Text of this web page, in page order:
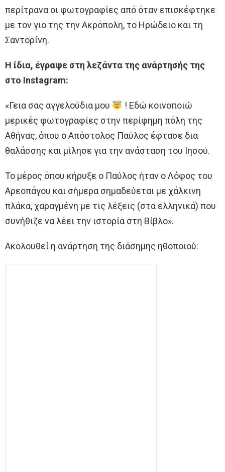
περίτρανα οι φωτογραφίες από όταν επισκέφτηκε
με τον γιο της την Ακρόπολη, το Ηρώδειο και τη
Σαντορίνη.
Η ίδια, έγραψε στη λεζάντα της ανάρτησής της
στο Instagram:
«Γεια σας αγγελούδια μου
! Εδώ κοινοποιώ
μερικές φωτογραφίες στην περίφημη πόλη της
Αθήνας, όπου ο Απόστολος Παύλος έφτασε δια
θαλάσσης και μίλησε για την ανάσταση του Ιησού.
Το μέρος όπου κήρυξε ο Παύλος ήταν ο Λόφος του
Αρεοπάγου και σήμερα σημαδεύεται με χάλκινη
πλάκα, χαραγμένη με τις λέξεις (στα ελληνικά) που
συνήθιζε να λέει την ιστορία στη Βίβλο».
Ακολουθεί η ανάρτηση της διάσημης ηθοποιού: